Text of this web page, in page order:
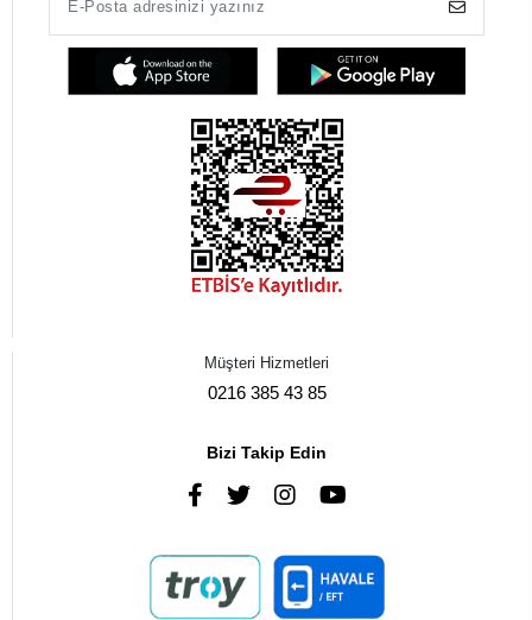
Müşteri Hizmetleri
0216 385 43 85
Bizi Takip Edin